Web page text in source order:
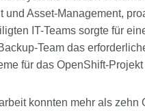
und Asset-Management,
IT-Teams sorgte für
Team das
für das OpenShift-
konnten mehr als